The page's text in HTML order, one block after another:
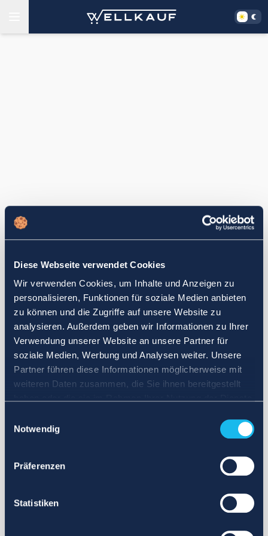
Diese Webseite verwendet Cookies
Wir verwenden Cookies, um Inhalte und Anzeigen zu
personalisieren, Funktionen für soziale Medien anbieten
zu können und die Zugriffe auf unsere Website zu
analysieren. Außerdem geben wir Informationen zu Ihrer
Verwendung unserer Website an unsere Partner für
soziale Medien, Werbung und Analysen weiter. Unsere
Partner führen diese Informationen möglicherweise mit
weiteren Daten zusammen, die Sie ihnen bereitgestellt
Notwendig
Präferenzen
Statistiken